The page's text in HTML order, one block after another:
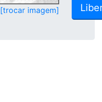
[trocar imagem]